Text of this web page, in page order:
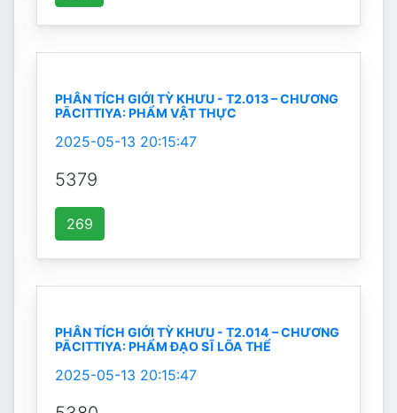
PHÂN TÍCH GIỚI TỲ KHƯU - T2.013 – CHƯƠNG
PĀCITTIYA: PHẨM VẬT THỰC
2025-05-13 20:15:47
5379
269
PHÂN TÍCH GIỚI TỲ KHƯU - T2.014 – CHƯƠNG
PĀCITTIYA: PHẨM ĐẠO SĨ LÕA THỂ
2025-05-13 20:15:47